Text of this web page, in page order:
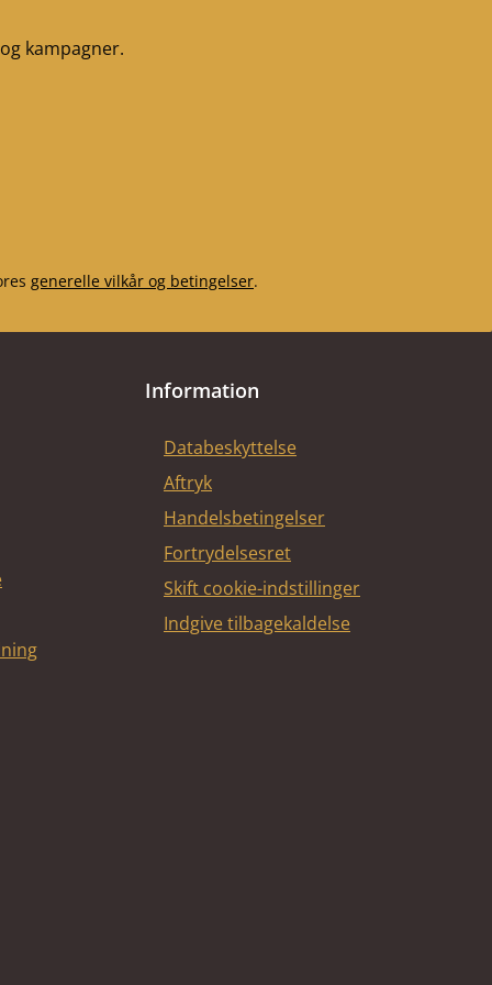
kampagner.
generelle vilkår og betingelser.
Information
Databeskyttelse
Aftryk
Handelsbetingelser
Fortrydelsesret
Skift cookie-indstillinger
Indgive tilbagekaldelse